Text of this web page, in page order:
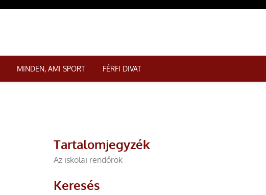
MINDEN, AMI SPORT FÉRFI DIVAT
Tartalomjegyzék
Az iskolai rendőrök
Keresés